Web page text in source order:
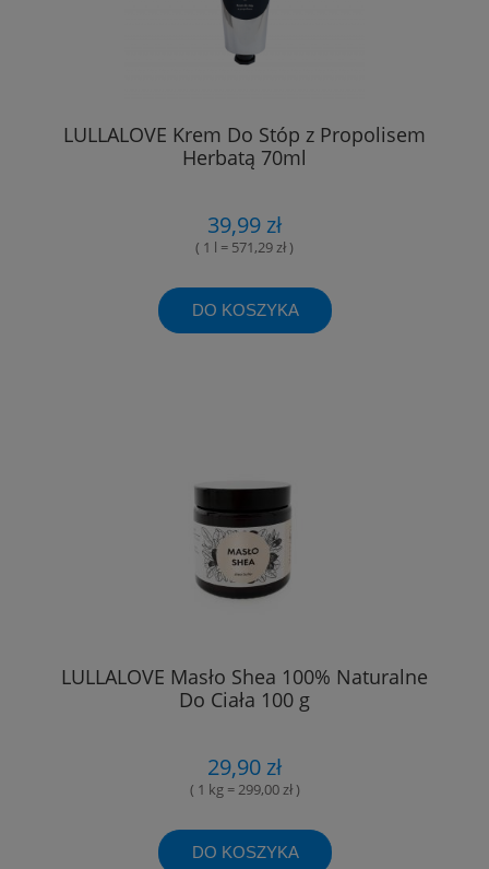
LULLALOVE Krem Do Stóp z Propolisem
Herbatą 70ml
39,99 zł
( 1 l = 571,29 zł )
DO KOSZYKA
LULLALOVE Masło Shea 100% Naturalne
Do Ciała 100 g
29,90 zł
( 1 kg = 299,00 zł )
DO KOSZYKA